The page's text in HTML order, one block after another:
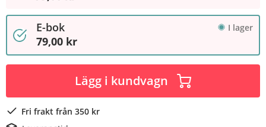
E-bok I lager
79,00 kr
Lägg i kundvagn
Fri frakt från 350 kr